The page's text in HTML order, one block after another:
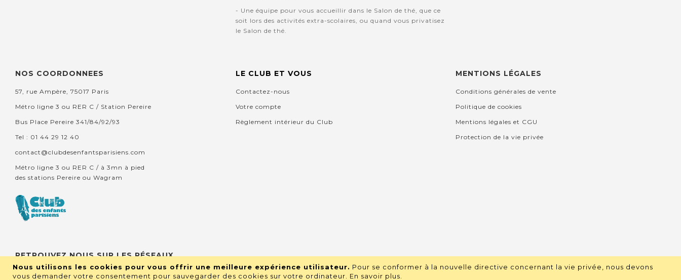
Nous utilisons les cookies pour vous offrir une meilleure expérience utilisateur. Pour se conformer à la nouvelle directive concernant la vie privée, nous devons
vous demander votre consentement pour sauvegarder des cookies sur votre ordinateur. En savoir plus
- Une équipe pour vous accueillir dans le Salon de thé, que ce
soit lors des activités extra-scolaires, ou quand vous privatisez
le Salon de thé.
NOS COORDONNEES
57, rue Ampère, 75017 Paris
Métro ligne 3 ou RER C / Station Pereire
Bus Place Pereire 341/84/92/93
Tel : 01 44 29 12 40
contact@clubdesenfantsparisiens.com
Métro ligne 3 ou RER C / à 3mn à pied
des stations Pereire ou Wagram
LE CLUB ET VOUS
Contactez-nous
Votre compte
Règlement intérieur du Club
MENTIONS LÉGALES
Conditions générales de vente
Politique de cookies
Mentions légales et CGU
Protection de la vie privée
RETROUVEZ NOUS SUR LES RÉSEAUX